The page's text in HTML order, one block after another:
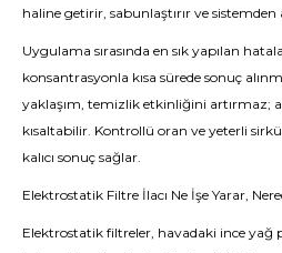
haline getirir, sabunlaştırır ve sistemden
Uygulama sırasında en sık yapılan
konsantrasyonla kısa sürede sonuç
yaklaşım, temizlik etkinliğini artırmaz;
kısaltabilir. Kontrollü oran ve yeterli
kalıcı sonuç sağlar.
Elektrostatik Filtre İlacı Ne İşe Yarar,
Elektrostatik filtreler, havadaki ince